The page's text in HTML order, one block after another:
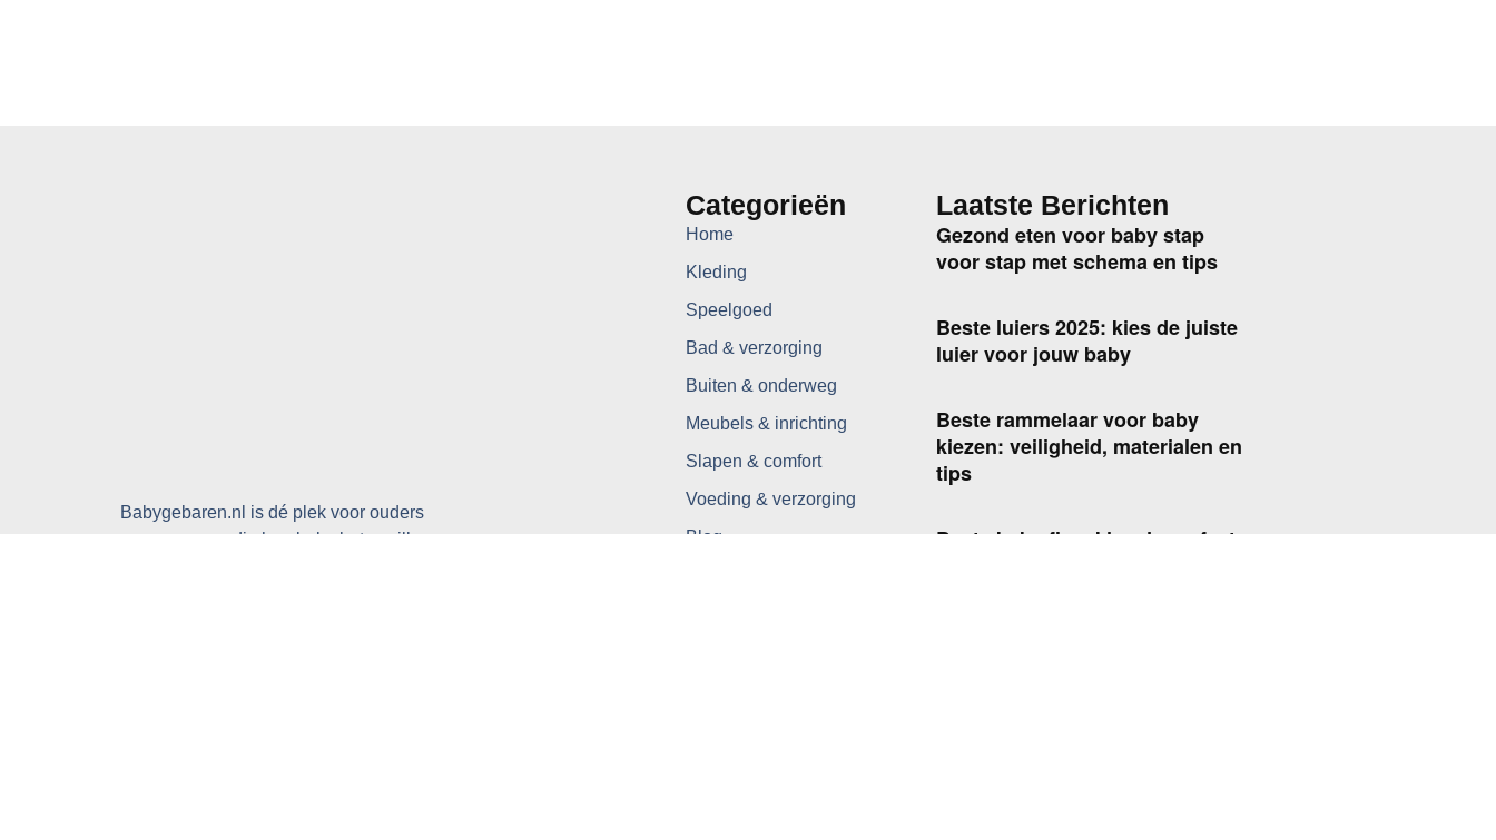
Babygebaren.nl is dé plek voor ouders
en verzorgers die hun baby beter willen
Categorieën
Home
Kleding
Speelgoed
Bad & verzorging
Buiten & onderweg
Meubels & inrichting
Slapen & comfort
Voeding & verzorging
Blog
Laatste Berichten
Gezond eten voor baby stap
voor stap met schema en tips
Beste luiers 2025: kies de juiste
luier voor jouw baby
Beste rammelaar voor baby
kiezen: veiligheid, materialen en
tips
Beste baby fles: kies de perfecte